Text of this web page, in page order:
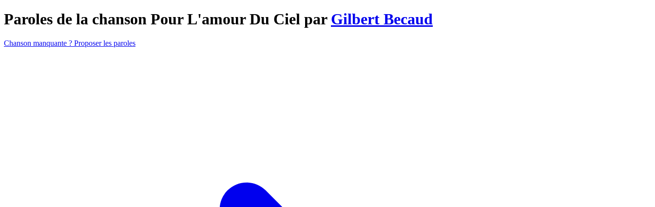
Paroles de la chanson Pour L'amour Du Ciel par Gilbert Becaud
Chanson manquante ? Proposer les paroles